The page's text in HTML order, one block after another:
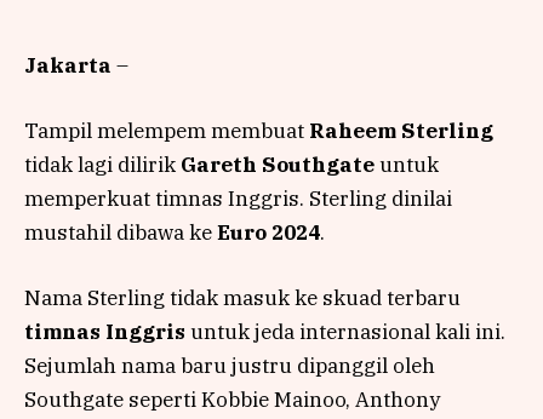
Jakarta –
Tampil melempem membuat Raheem Sterling
tidak lagi dilirik Gareth Southgateuntuk
memperkuat timnas Inggris. Sterling dinilai
mustahil dibawa keEuro 2024.
Nama Sterling tidak masuk ke skuad terbaru
timnas Inggris untuk jeda internasional kali ini.
Sejumlah nama baru justru dipanggil oleh
Southgate seperti Kobbie Mainoo, Anthony